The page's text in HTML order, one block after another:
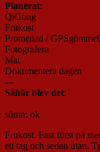
Planerat:
QiGong
Frukost
Promenad /
Fotografera
Mat
Dokumentera dagen
—
Såhär blev det:
sömn: ok
Frukost. Fast först på
ett tag och sedan utan.